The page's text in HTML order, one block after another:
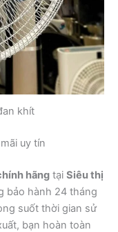
khít
uy tín
hãng tại Siêu thị
bảo hành 24 tháng
suốt thời gian sử
bạn hoàn toàn